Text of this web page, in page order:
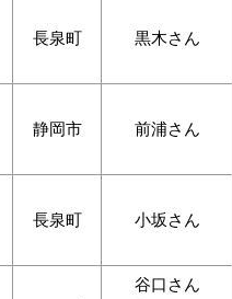
長泉町 黒木さん
静岡市 前浦さん
長泉町 小坂さん
谷口さん